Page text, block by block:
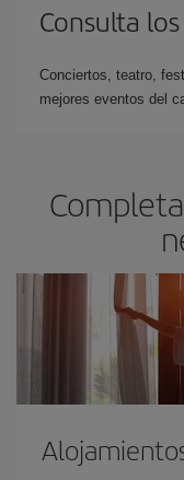
Consulta
Conciertos, teatro,
mejores eventos del